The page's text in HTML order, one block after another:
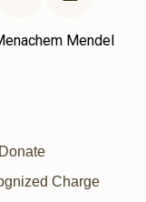
Mendel
Charge